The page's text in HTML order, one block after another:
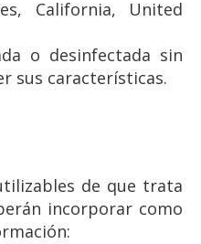
California, United
o desinfectada sin
sus características.
de que trata
incorporar como